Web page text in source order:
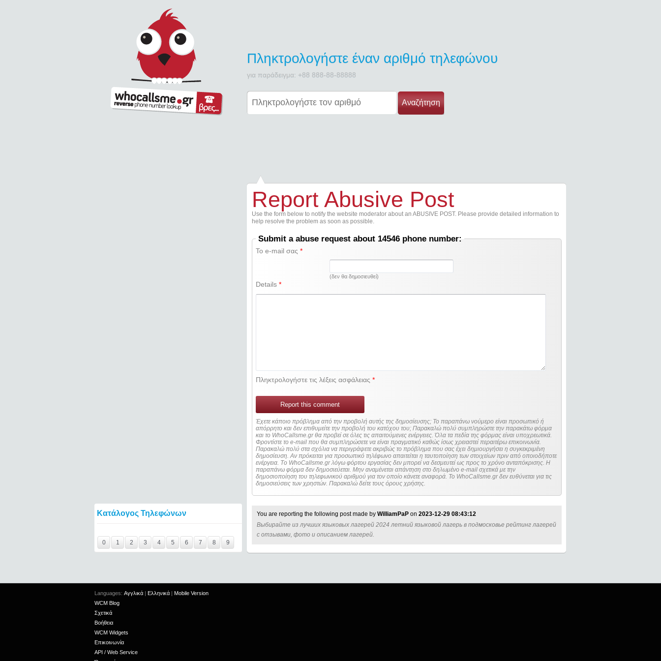
Πληκτρολογήστε έναν αριθμό τηλεφώνου
για παράδειγμα: +88 888-88-88888
Αναζήτηση
Κατάλογος Τηλεφώνων
0
1 2 3 4 5 6 7 8 9
Report Abusive Post
Use the form below to notify the website moderator about an ABUSIVE POST. Please provide detailed information to
help resolve the problem as soon as possible.
Submit a abuse request about 14546 phone number:
Το e-mail σας*
(δεν θα δημοσιευθεί)
Details*
Πληκτρολογήστε τις λέξεις ασφάλειας*
Report this comment
Έχετε κάποιο πρόβλημα από την προβολή αυτής της δημοσίευσης; Το παραπάνω νούμερο είναι προσωπικό ή
απόρρητο και δεν επιθυμείτε την προβολή του κατόχου του; Παρακαλώ πολύ συμπληρώστε την παρακάτω φόρμα
και το WhoCallsme.gr θα προβεί σε όλες τις απαιτούμενες ενέργειες. Όλα τα πεδία της φόρμας είναι υποχρεωτικά.
Φροντίστε το e-mail που θα συμπληρώσετε να είναι πραγματικό καθώς ίσως χρειαστεί περαιτέρω επικοινωνία.
Παρακαλώ πολύ στα σχόλια να περιγράψετε ακριβώς το πρόβλημα που σας έχει δημιουργήσει η συγκεκριμένη
δημοσίευση. Αν πρόκειται για προσωπικό τηλέφωνο απαιτείται η ταυτοποίηση των στοιχείων πριν από οποιοδήποτε
ενέργεια. Τo WhoCallsme.gr λόγω φόρτου εργασίας δεν μπορεί να δεσμευτεί ως προς το χρόνο ανταπόκρισης. Η
παραπάνω φόρμα δεν δημοσιεύεται. Μην αναμένεται απάντηση στο δηλωμένο e-mail σχετικά με την
δημοσιοποίηση του τηλεφωνικού αριθμού για τον οποίο κάνετε αναφορά. Το WhoCallsme.gr δεν ευθύνεται για τις
δημοσιεύσεις των χρηστών. Παρακαλώ δείτε τους όρους χρήσης.
You are reporting the following post made by WilliamPaP on 2023-12-29 08:43:12
Выбирайте из лучших языковых лагерей 2024 летний языковой лагерь в подмосковье рейтинг лагерей
с отзывами, фото и описанием лагерей.
Languages: Αγγλικά | Ελληνικά | Mobile Version
WCM Blog
Σχετικά
Βοήθεια
WCM Widgets
Επικοινωνία
API / Web Service